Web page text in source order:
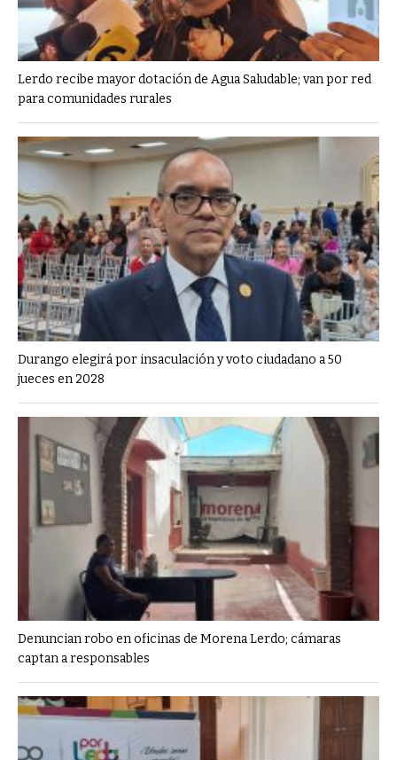
Lerdo recibe mayor dotación de Agua Saludable; van por red
para comunidades rurales
Durango elegirá por insaculación y voto ciudadano a 50
jueces en 2028
Denuncian robo en oficinas de Morena Lerdo; cámaras
captan a responsables